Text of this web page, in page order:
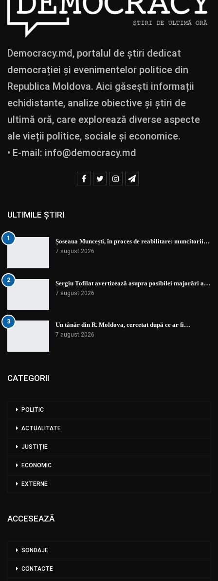
Democracy.md, portalul de știri dedicat
democrației și evenimentelor politice din
Republica Moldova. Aici găsești informații
echidistante, analize obiective și știri de
ultimă oră, care explorează diverse aspecte
ale vieții politice, sociale și economice.
• E-mail: info@democracy.md
ULTIMILE ȘTIRI
1 Șoseaua Muncești, în proces de reabilitare: muncitorii…
7 august 2026
2 Sergiu Tofilat avertizează asupra posibilei majorări a…
7 august 2026
3 Un tânăr din R. Moldova, cercetat după ce ar fi…
7 august 2026
CATEGORII
POLITIC
ACTUALITATE
JUSTIȚIE
ECONOMIC
EXTERNE
ACCESEAZĂ
SONDAJE
CONTACTE